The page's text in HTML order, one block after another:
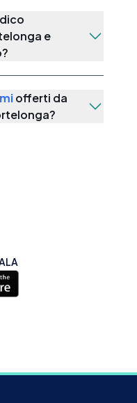
e
offerti da
?